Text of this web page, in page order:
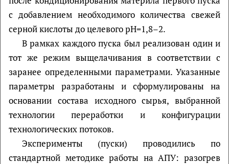
с добавлением необходимого количества свежей
серной кислоты до целевого рН=1,8–2.
В рамках каждого пуска был реализован один и
тот же режим выщелачивания в соответствии с
заранее определенными параметрами. Указанные
параметры разработаны и сформулированы на
основании состава исходного сырья, выбранной
технологии переработки и конфигурации
технологических потоков.
Эксперименты (пуски) проводились по
стандартной методике работы на АПУ: разогрев